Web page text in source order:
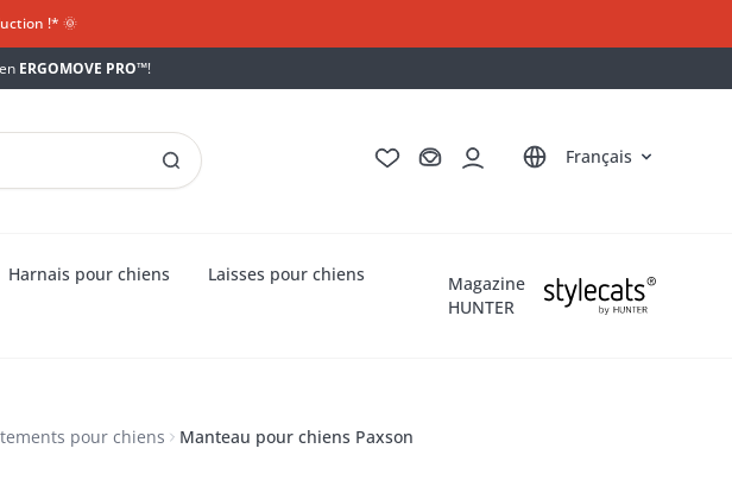
!*​ 🌞
ERGOMOVE PRO™!
Deutsch
English
Italiano
Nederlands
Français
Harnais pour chiens
Laisses pour chiens
Magazine
HUNTER
pour chiens Manteau pour chiens Paxson